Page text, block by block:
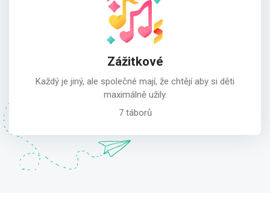
Zážitkové
Každý je jiný, ale společné mají, že chtějí aby si děti
maximálně užily.
7 táborů